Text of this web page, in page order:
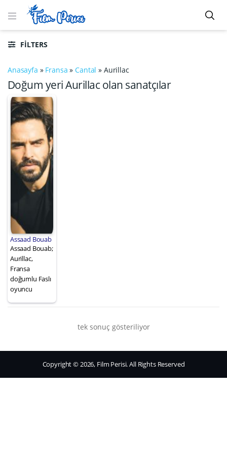
FILTERS
Anasayfa » Fransa »Cantal » Aurillac
Doğum yeri Aurillac olan sanatçılar
Assaad Bouab
Assaad Bouab;
Aurillac,
Fransa
doğumlu Faslı
oyuncu
tek sonuç gösteriliyor
Copyright © 2026, Film Perisi. All Rights Reserved